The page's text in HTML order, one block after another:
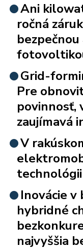
Ani
ročná
Grid-
Pre
povinnosť,
zaujímavá
V
Inovácie v
hybridné
najvyššia